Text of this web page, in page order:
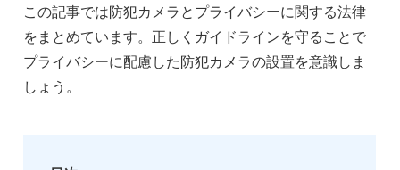
この記事では防犯カメラとプライバシーに関する法律
をまとめています。正しくガイドラインを守ることで
プライバシーに配慮した防犯カメラの設置を意識しま
しょう。